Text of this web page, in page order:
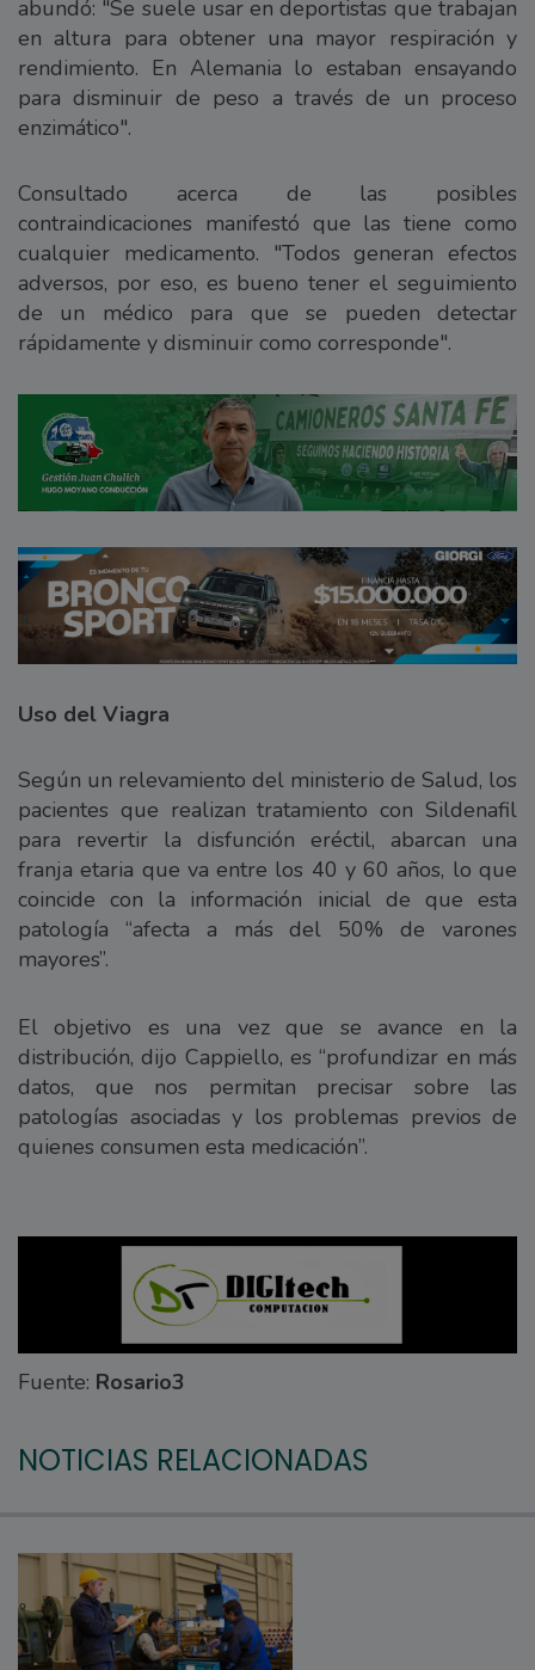
abundó: "Se suele usar en deportistas que trabajan
en altura para obtener una mayor respiración y
rendimiento. En Alemania lo estaban ensayando
para disminuir de peso a través de un proceso
enzimático".
Consultado acerca de las posibles
contraindicaciones manifestó que las tiene como
cualquier medicamento. "Todos generan efectos
adversos, por eso, es bueno tener el seguimiento
de un médico para que se pueden detectar
rápidamente y disminuir como corresponde".
Uso del Viagra
Según un relevamiento del ministerio de Salud, los
pacientes que realizan tratamiento con Sildenafil
para revertir la disfunción eréctil, abarcan una
franja etaria que va entre los 40 y 60 años, lo que
coincide con la información inicial de que esta
patología “afecta a más del 50% de varones
mayores”.
El objetivo es una vez que se avance en la
distribución, dijo Cappiello, es “profundizar en más
datos, que nos permitan precisar sobre las
patologías asociadas y los problemas previos de
quienes consumen esta medicación”.
Fuente: Rosario3
NOTICIAS RELACIONADAS